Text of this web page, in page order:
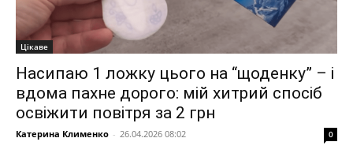
Цікаве
Насипаю 1 ложку цього на “щоденку” – і
вдома пахне дорого: мій хитрий спосіб
освіжити повітря за 2 грн
Катерина Клименко - 26.04.2026 08:02 0